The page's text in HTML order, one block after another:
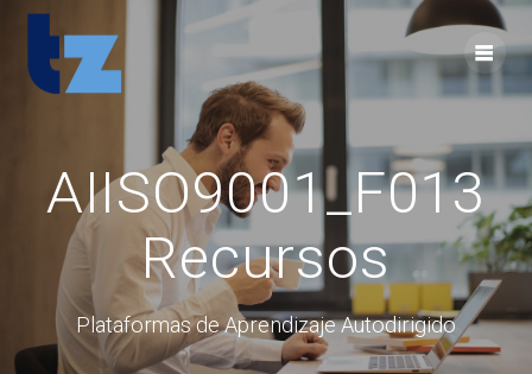
content
AIISO9001_F013
Recursos
Plataformas de Aprendizaje Autodirigido